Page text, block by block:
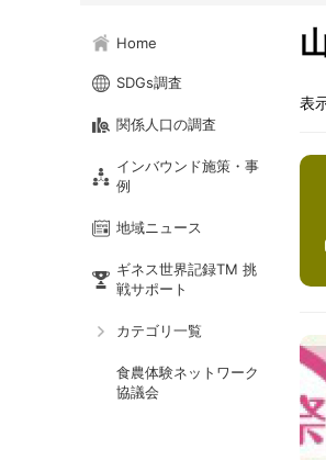
Home
SDGs調査
関係人口の調査
インバウンド施策・事
例
地域ニュース
ギネス世界記録TM 挑
戦サポート
カテゴリ一覧
食農体験ネットワーク
協議会
表